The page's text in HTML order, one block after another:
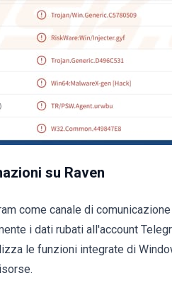
su Raven
come canale di
i dati rubati all'account
le funzioni integrate di